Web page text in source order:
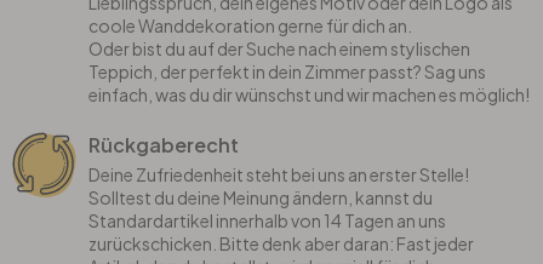
coole Wanddekoration gerne für dich an.
Oder bist du auf der Suche nach einem stylischen
Teppich, der perfekt in dein Zimmer passt? Sag uns
einfach, was du dir wünschst und wir machen es möglich!
Rückgaberecht
Deine Zufriedenheit steht bei uns an erster Stelle!
Solltest du deine Meinung ändern, kannst du
Standardartikel innerhalb von 14 Tagen an uns
zurückschicken. Bitte denk aber daran: Fast jeder